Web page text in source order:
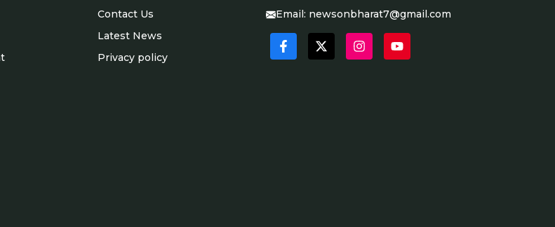
Contact Us
Latest News
Privacy policy
Email: newsonbharat7@gmail.com